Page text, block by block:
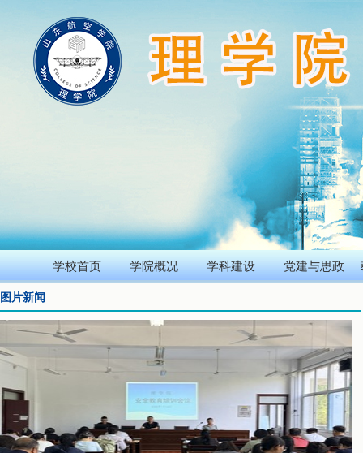
学校首页 学院概况 学科建设 党建与思政
图片新闻